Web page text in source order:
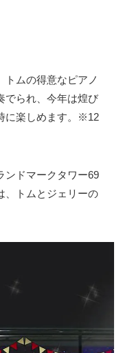
トムの得意なピアノ
でられ、今年は煌び
に楽しめます。※12
ンドマークタワー69
、トムとジェリーの